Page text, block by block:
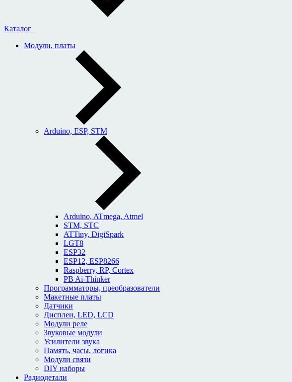
Каталог
Модули, платы
Arduino, ESP, STM
Arduino, ATmega, Atmel
STM, STC
ATTiny, DigiSpark
LGT8
ESP32
ESP12, ESP8266
Raspberry, RP, Cortex
PB Ai-Thinker
Программаторы, преобразователи
Макетные платы
Датчики
Дисплеи, LED, LCD
Модули реле
Звуковые модули
Усилители звука
Память, часы, логика
Модули связи
DIY наборы
Радиодетали